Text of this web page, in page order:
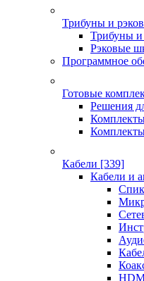
Трибуны и
Трибуны
Рэковые
Программное
Готовые
Решения
Кабели [339]
Кабели и